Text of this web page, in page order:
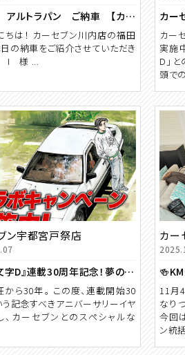
☆祝☆ アルトラパン ご納車 【カーセブン川内店】
は！ カーセブン川内店の福田
日の納車をご紹介させていただき
I 様 ...
カー
実施
D」
頭で
ン宇都宮戸祭店
📢 『頭文字D』連載30周年記念！夢のコラボレーション始動！
ら30年――。 この度、連載開始30
記念すべきアニバーサリーイヤ
、カーセブンとのスペシャルな
カー
11月
なり
今回
ン統